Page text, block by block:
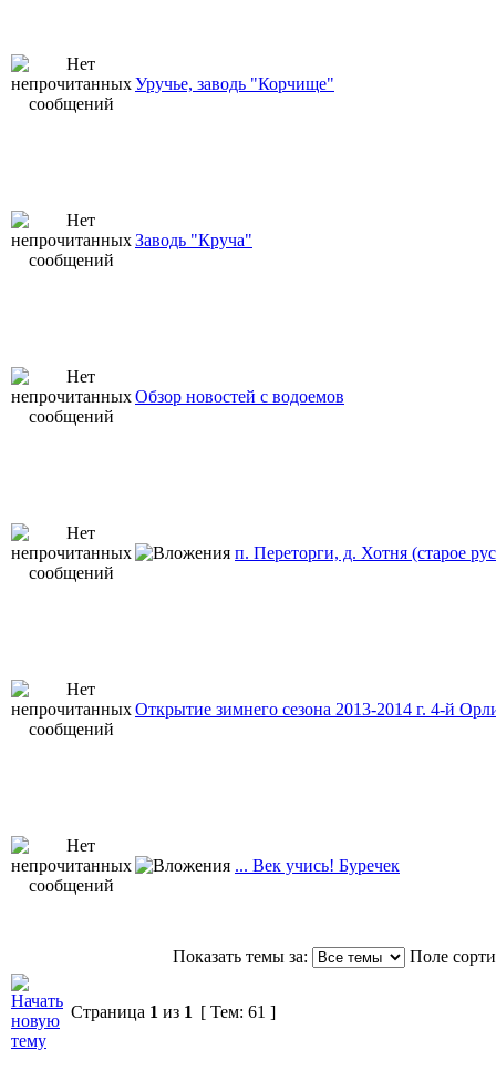
Уручье, заводь "Корчище"
Заводь "Круча"
Обзор новостей с водоемов
п. Переторги, д. Хотня (старое
Открытие зимнего сезона 2013-2014 г. 4-й
... Век учись! Буречек
Показать темы за: Поле
Страница 1 из 1 [ Тем: 61 ]